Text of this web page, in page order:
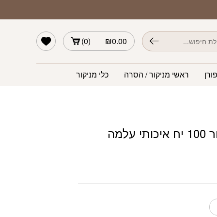
₪0.00
(
0
)
ראשי מניקור / הסרה כלי מניקור
נייר פדיקור 100 יח איכותי עלמה